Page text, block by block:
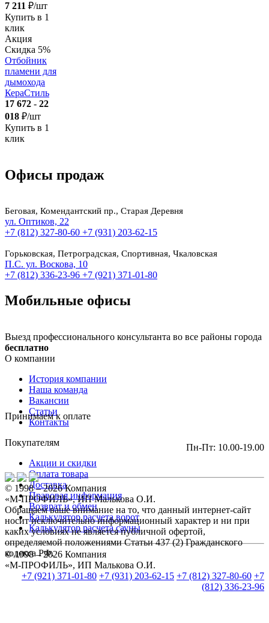
7 211 ₽/шт
Купить в 1
клик
Акция
Скидка 5%
Отбойник
пламени для
дымохода
КераСтиль
17 672 - 22
018 ₽/шт
Купить в 1
клик
Офисы продаж
Беговая, Комендантский пр., Старая Деревня
ул. Оптиков, 22
+7 (812) 327-80-60 +7 (931) 203-62-15
Горьковская, Петроградская, Спортивная, Чкаловская
П.С. ул. Воскова, 10
+7 (812) 336-23-96 +7 (921) 371-01-80
Мобильные офисы
Выезд профессионального консультанта во все районы города
бесплатно
О компании
История компании
Наша команда
Вакансии
Статьи
Контакты
Покупателям
Акции и скидки
Оплата товара
Доставка
Правовая информация
Возврат и обмен
Калькулятор расчета ворот
Калькулятор расчета сауны
© 1998 – 2026 Компания
«М-ПРОФИЛЬ», ИП Малькова О.И.
+7 (921) 371-01-80 +7 (931) 203-62-15 +7 (812) 327-80-60 +7
(812) 336-23-96
Принимаем к оплате
Пн-Пт: 10.00-19.00
© 1998 – 2026 Компания
«М-ПРОФИЛЬ», ИП Малькова О.И.
Обращаем ваше внимание на то, что данный интернет-сайт
носит исключительно информационный характер и ни при
каких условиях не является публичной офертой,
определяемой положениями Статьи 437 (2) Гражданского
кодекса РФ.